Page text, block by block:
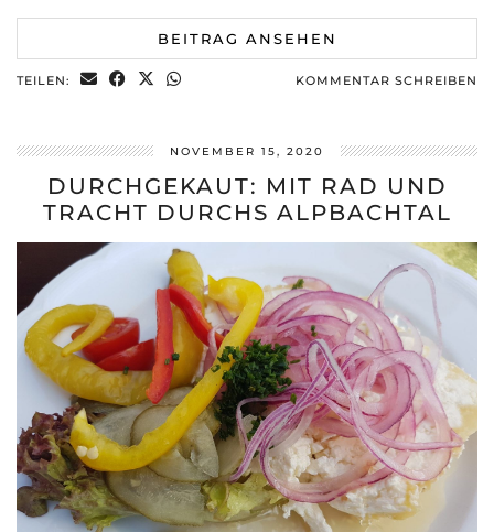
BEITRAG ANSEHEN
TEILEN: KOMMENTAR SCHREIBEN
NOVEMBER 15, 2020
DURCHGEKAUT: MIT RAD UND
TRACHT DURCHS ALPBACHTAL